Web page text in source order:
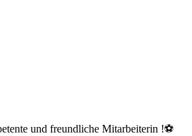
und freundliche Mitarbeiterin !⚽️